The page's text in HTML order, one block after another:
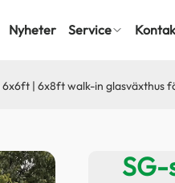
Nyheter Service
6x6ft | 6x8ft walk-in glasväxthus